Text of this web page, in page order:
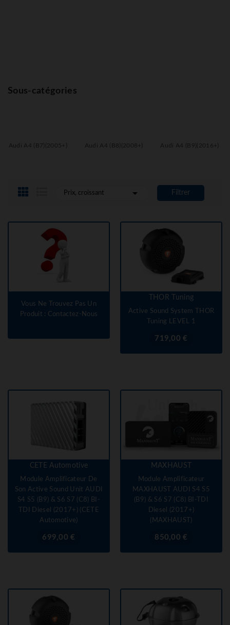
Sous-catégories
Audi A4 (B7)(2005+) Audi A4 (B8)(2008+) Audi A4 (B9)(2016+)
Prix, croissant  Filtrer
Vous Ne Trouvez Pas Un
Produit : Contactez-Nous
THOR Tuning
Active Sound System THOR
Tuning LEVEL 1
Prix
719,00 €
CETE Automotive
Module Amplificateur De
Son Active Sound Unit AUDI
S4 S5 (B9) & S6 S7 (C8) BI-
TDI Diesel (2017+) (CETE
Automotive)
Prix
699,00 €
MAXHAUST
Module Amplificateur
MAXHAUST AUDI S4 S5
(B9) & S6 S7 (C8) BI-TDI
Diesel (2017+)
(MAXHAUST)
Prix
850,00 €